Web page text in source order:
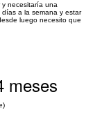
necesitaría una
a la semana y estar
luego necesito que
meses